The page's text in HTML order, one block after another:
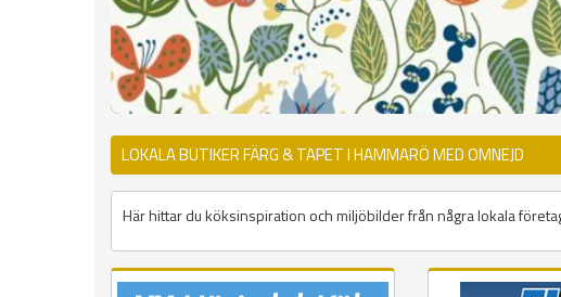
LOKALA BUTIKER FÄRG & TAPET I HAMMARÖ MED OMNEJD
Här hittar du köksinspiration och miljöbilder från några lokala